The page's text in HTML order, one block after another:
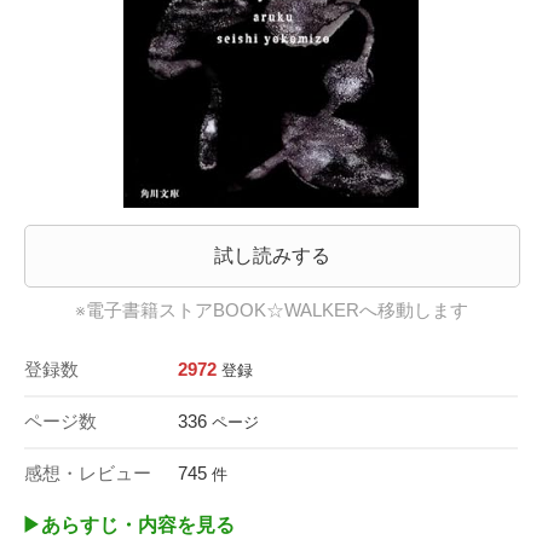
試し読みする
※電子書籍ストアBOOK☆WALKERへ移動します
登録数 2972 登録
ページ数 336 ページ
感想・レビュー 745 件
▶︎あらすじ・内容を見る